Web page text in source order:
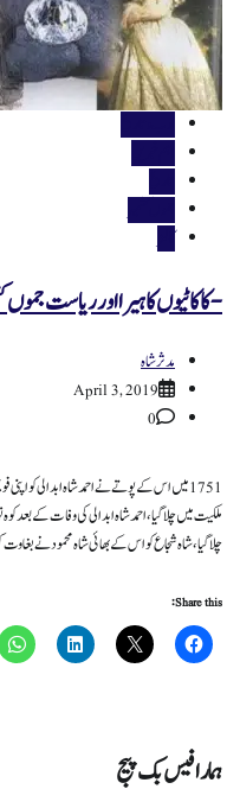
-کاکاٹیوں کا ہیرا اور ریاست جموں
مدثر شاہ
April 3, 2019
0
1751 میں اس کے پوتے نے احمد شاہ ابدالی کو
ملکیت میں چلا گیا، احمد شاہ ابدالی کی وفات کے بعد
چلا گیا، شاہ شجاع کو اس کے بھائی شاہ محمود نے
Share this:
ہمارا فیس بک پیج